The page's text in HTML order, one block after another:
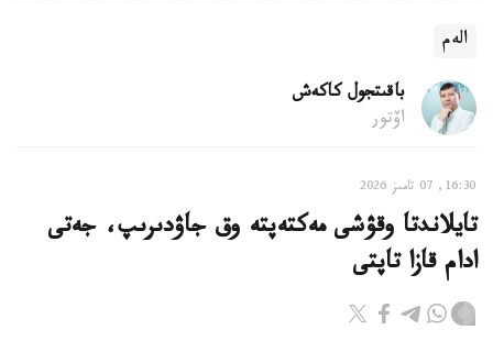
الەم
باقىتجول كاكەش
اۆتور
16:30, 07 تامىز 2026
تايلاندتا وقۋشى مەكتەپتە وق جاۋدىرىپ، جەتى
ادام قازا تاپتى